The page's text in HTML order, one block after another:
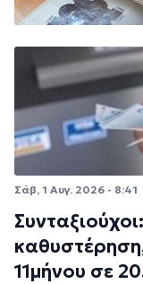
Σάβ, 1 Αυγ. 2026 - 8:41
11μήνου σε